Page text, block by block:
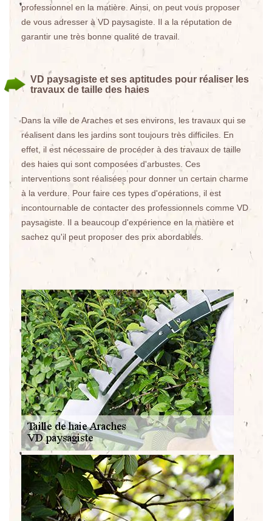
professionnel en la matière. Ainsi, on peut vous proposer
de vous adresser à VD paysagiste. Il a la réputation de
garantir une très bonne qualité de travail.
VD paysagiste et ses aptitudes pour réaliser les
travaux de taille des haies
Dans la ville de Araches et ses environs, les travaux qui se
réalisent dans les jardins sont toujours très difficiles. En
effet, il est nécessaire de procéder à des travaux de taille
des haies qui sont composées d'arbustes. Ces
interventions sont réalisées pour donner un certain charme
à la verdure. Pour faire ces types d'opérations, il est
incontournable de contacter des professionnels comme VD
paysagiste. Il a beaucoup d'expérience en la matière et
sachez qu'il peut proposer des prix abordables.